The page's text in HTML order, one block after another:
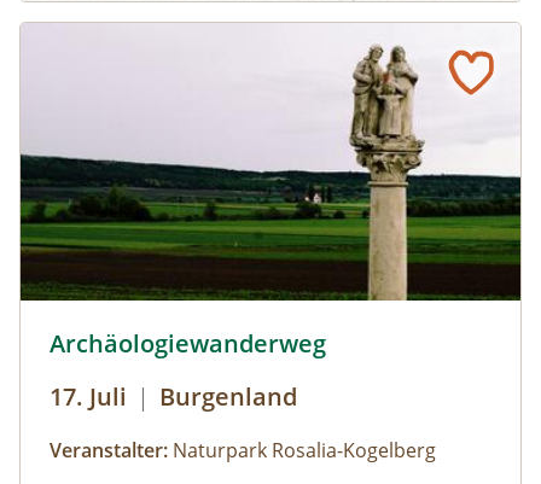
Dauerausstellung in der Schuhmühle.
Besichtigungen der Mühle und des
Mühlenladens mit Handwerkskunst und
regionalen Schmankerln aus dem Naturpark
sind zu den Öffnungszeiten möglich; Führungen
von Gruppen nach Voranmeldung.
Archäologiewanderweg
17. Juli | Burgenland
Veranstalter: Naturpark Rosalia-Kogelberg